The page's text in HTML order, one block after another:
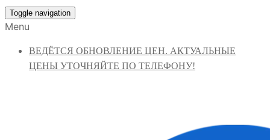
Toggle navigation
Menu
ВЕДЁТСЯ ОБНОВЛЕНИЕ ЦЕН. АКТУАЛЬНЫЕ
ЦЕНЫ УТОЧНЯЙТЕ ПО ТЕЛЕФОНУ!